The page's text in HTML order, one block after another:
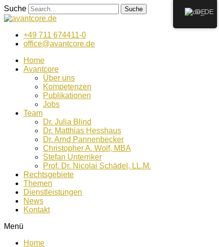
Zum
Inhalt
Suche Suche
+49 711 674411-0
office@avantcore.de
Home
Avantcore
Über uns
Kompetenzen
Publikationen
Jobs
Team
Dr. Julia Blind
Dr. Matthias Hesshaus
Dr. Arnd Pannenbecker
Christopher A. Wolf, MBA
Stefan Unterriker
Prof. Dr. Nicolai Schädel, LL.M.
Rechtsgebiete
Themen
Dienstleistungen
News
Kontakt
Menü
Home
DE